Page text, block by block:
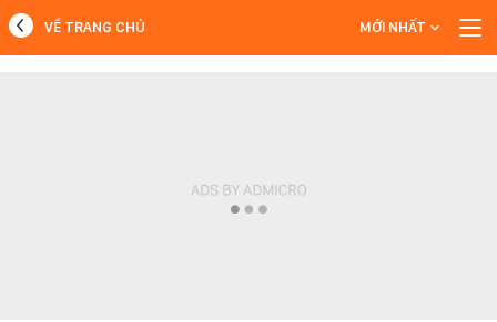
VỀ TRANG CHỦ MỚI NHẤT